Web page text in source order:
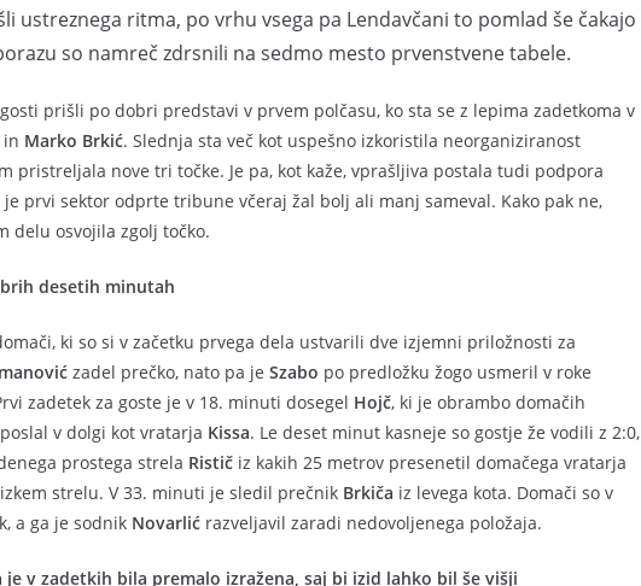
ustreznega ritma, po vrhu vsega pa Lendavčani to pomlad še čakajo
so namreč zdrsnili na sedmo mesto prvenstvene tabele.
prišli po dobri predstavi v prvem polčasu, ko sta se z lepima zadetkoma v
in Marko Brkić. Slednja sta več kot uspešno izkoristila neorganiziranost
pristreljala nove tri točke. Je pa, kot kaže, vprašljiva postala tudi podpora
je prvi sektor odprte tribune včeraj žal bolj ali manj sameval. Kako pak ne,
delu osvojila zgolj točko.
desetih minutah
ki so si v začetku prvega dela ustvarili dve izjemni priložnosti za
zadel prečko, nato pa je Szabo po predložku žogo usmeril v roke
zadetek za goste je v 18. minuti dosegel Hojč, ki je obrambo domačih
v dolgi kot vratarja Kissa. Le deset minut kasneje so gostje že vodili z 2:0,
prostega strela Ristič iz kakih 25 metrov presenetil domačega vratarja
strelu. V 33. minuti je sledil prečnik Brkiča iz levega kota. Domači so v
a ga je sodnik Novarlić razveljavil zaradi nedovoljenega položaja.
je v zadetkih bila premalo izražena, saj bi izid lahko bil še višji